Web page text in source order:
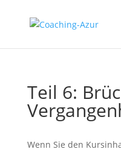
Teil 6:
Wenn Sie den